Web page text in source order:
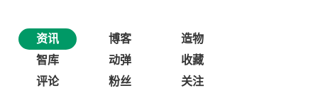
资讯 博客
造物
智库
动弹
收藏
评论
粉丝 关注